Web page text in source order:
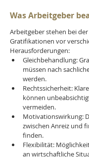
Was Arbeitgeber
Arbeitgeber stehen bei
Gratifikationen vor
Herausforderungen:
Gleichbehandlung:
müssen nach
werden.
Rechtssicherheit:
können
vermeiden.
Motivationswirkung:
zwischen Anreiz und
finden.
Flexibilität:
an wirtschaftliche